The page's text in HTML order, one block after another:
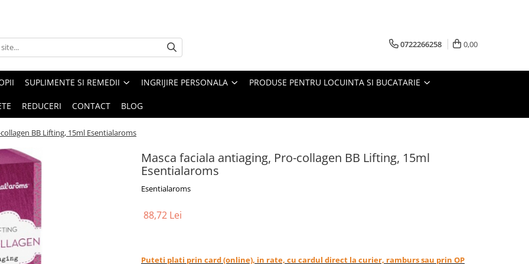
0722266258 0,00
SUPLIMENTE SI REMEDII INGRIJIRE PERSONALA PRODUSE PENTRU LOCUINTA SI BUCATARIE
REDUCERI CONTACT BLOG
BB Lifting, 15ml Esentialaroms
Masca faciala antiaging, Pro-collagen BB Lifting, 15ml
Esentialaroms
Esentialaroms
88,72 Lei
Puteti plati prin card (online), in rate, cu cardul direct la curier, ramburs sau prin OP